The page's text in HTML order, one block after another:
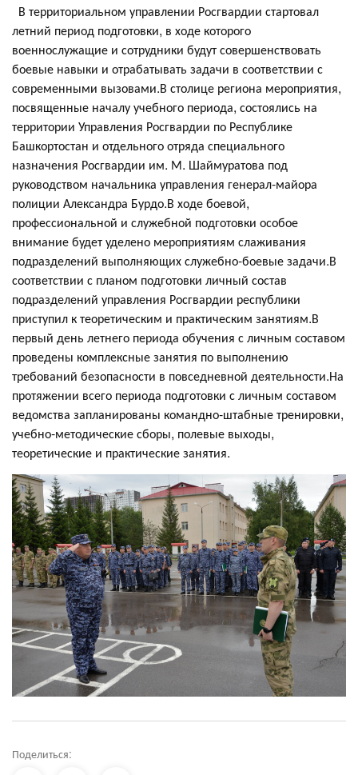
В территориальном управлении Росгвардии стартовал
летний период подготовки, в ходе которого
военнослужащие и сотрудники будут совершенствовать
боевые навыки и отрабатывать задачи в соответствии с
современными вызовами.В столице региона мероприятия,
посвященные началу учебного периода, состоялись на
территории Управления Росгвардии по Республике
Башкортостан и отдельного отряда специального
назначения Росгвардии им. М. Шаймуратова под
руководством начальника управления генерал-майора
полиции Александра Бурдо.В ходе боевой,
профессиональной и служебной подготовки особое
внимание будет уделено мероприятиям слаживания
подразделений выполняющих служебно-боевые задачи.В
соответствии с планом подготовки личный состав
подразделений управления Росгвардии республики
приступил к теоретическим и практическим занятиям.В
первый день летнего периода обучения с личным составом
проведены комплексные занятия по выполнению
требований безопасности в повседневной деятельности.На
протяжении всего периода подготовки с личным составом
ведомства запланированы командно-штабные тренировки,
учебно-методические сборы, полевые выходы,
теоретические и практические занятия.
Поделиться: